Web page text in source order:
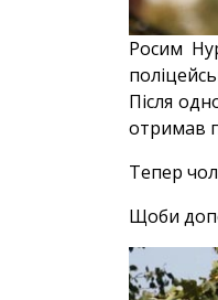
Росим
Після
отримав
Тепер
Щоби